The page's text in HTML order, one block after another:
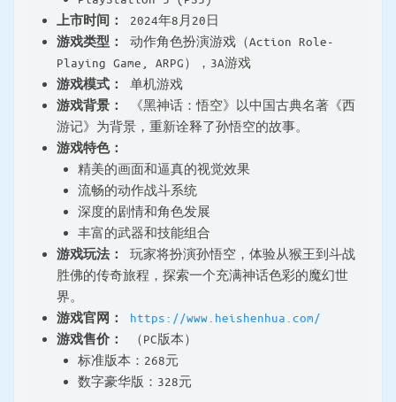
上市时间：
2024年8月20日
游戏类型：
动作角色扮演游戏（Action Role-
Playing Game, ARPG），3A游戏
游戏模式：
单机游戏
游戏背景：
《黑神话：悟空》以中国古典名著《西
游记》为背景，重新诠释了孙悟空的故事。
游戏特色：
精美的画面和逼真的视觉效果
流畅的动作战斗系统
深度的剧情和角色发展
丰富的武器和技能组合
游戏玩法：
玩家将扮演孙悟空，体验从猴王到斗战
胜佛的传奇旅程，探索一个充满神话色彩的魔幻世
界。
游戏官网：
https://www.heishenhua.com/
游戏售价：
（PC版本）
标准版本：268元
数字豪华版：328元